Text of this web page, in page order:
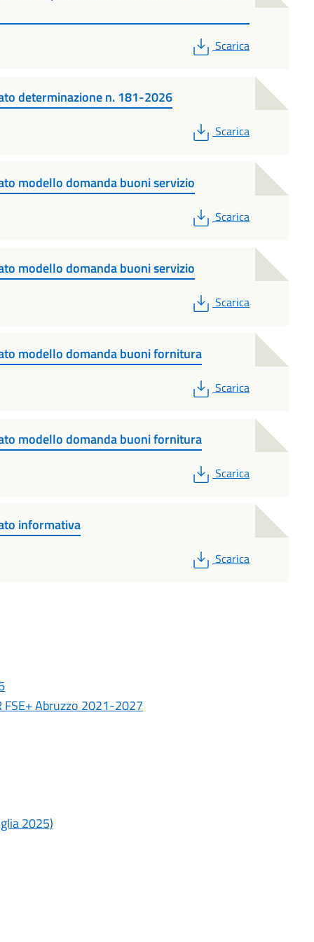
PDF
Scarica
determinazione n. 181-2026
PDF
Scarica
modello domanda buoni servizio
PDF
Scarica
modello domanda buoni servizio
PDF
Scarica
modello domanda buoni fornitura
PDF
Scarica
modello domanda buoni fornitura
PDF
Scarica
informativa
PDF
Scarica
Abruzzo 2021-2027
2025)